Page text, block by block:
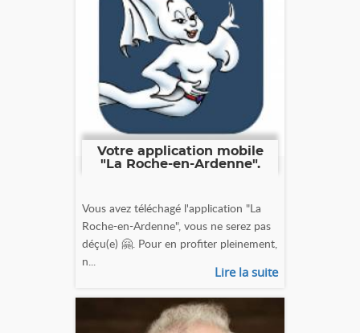
Votre application mobile
"La Roche-en-Ardenne".
Vous avez téléchagé l'application "La
Roche-en-Ardenne", vous ne serez pas
déçu(e) 🤗. Pour en profiter pleinement,
n...
Lire la suite